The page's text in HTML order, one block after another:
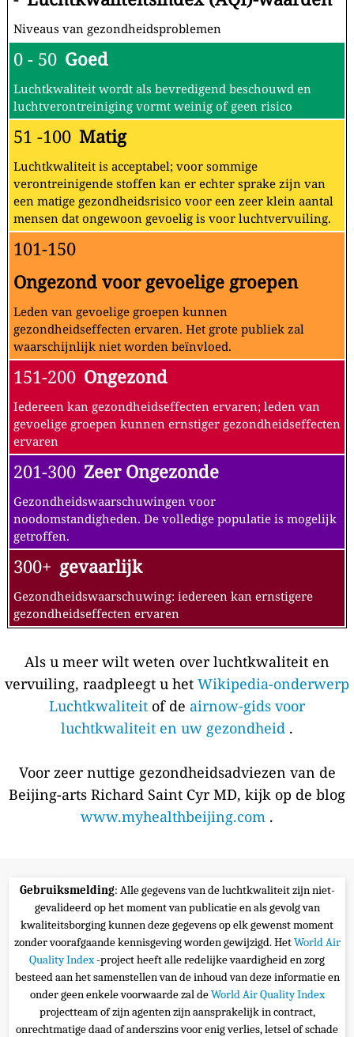
Niveaus van gezondheidsproblemen
0 - 50 Goed
Luchtkwaliteit wordt als bevredigend beschouwd en
luchtverontreiniging vormt weinig of geen risico
51 -100 Matig
Luchtkwaliteit is acceptabel; voor sommige
verontreinigende stoffen kan er echter sprake zijn van
een matige gezondheidsrisico voor een zeer klein aantal
mensen dat ongewoon gevoelig is voor luchtvervuiling.
101-150
Ongezond voor gevoelige groepen
Leden van gevoelige groepen kunnen
gezondheidseffecten ervaren. Het grote publiek zal
waarschijnlijk niet worden beïnvloed.
151-200 Ongezond
Iedereen kan gezondheidseffecten ervaren; leden van
gevoelige groepen kunnen ernstiger gezondheidseffecten
ervaren
201-300 Zeer Ongezonde
Gezondheidswaarschuwingen voor
noodomstandigheden. De volledige populatie is mogelijk
getroffen.
300+ gevaarlijk
Gezondheidswaarschuwing: iedereen kan ernstigere
gezondheidseffecten ervaren
Als u meer wilt weten over luchtkwaliteit en
vervuiling, raadpleegt u het Wikipedia-onderwerp
Luchtkwaliteit of de airnow-gids voor
luchtkwaliteit en uw gezondheid .
Voor zeer nuttige gezondheidsadviezen van de
Beijing-arts Richard Saint Cyr MD, kijk op de blog
www.myhealthbeijing.com .
Gebruiksmelding: Alle gegevens van de luchtkwaliteit zijn niet-
gevalideerd op het moment van publicatie en als gevolg van
kwaliteitsborging kunnen deze gegevens op elk gewenst moment
zonder voorafgaande kennisgeving worden gewijzigd. HetWorld Air
Quality Index-project heeft alle redelijke vaardigheid en zorg
besteed aan het samenstellen van de inhoud van deze informatie en
onder geen enkele voorwaarde zal deWorld Air Quality Index
projectteam of zijn agenten zijn aansprakelijk in contract,
onrechtmatige daad of anderszins voor enig verlies, letsel of schade